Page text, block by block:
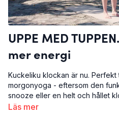
UPPE MED
mer energi
Kuckeliku klockan är nu. Perfekt
morgonyoga - eftersom den
snooze eller en helt och hållet
en värpande höna iaf) fixar vi!
Läs mer